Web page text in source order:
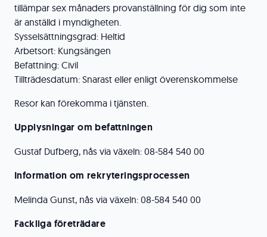
tillämpar sex månaders provanställning för dig som inte
är anställd i myndigheten.
Sysselsättningsgrad: Heltid
Arbetsort: Kungsängen
Befattning: Civil
Tillträdesdatum: Snarast eller enligt överenskommelse
Resor kan förekomma i tjänsten.
Upplysningar om befattningen
Gustaf Dufberg, nås via växeln: 08-584 540 00
Information om rekryteringsprocessen
Melinda Gunst, nås via växeln: 08-584 540 00
Fackliga företrädare